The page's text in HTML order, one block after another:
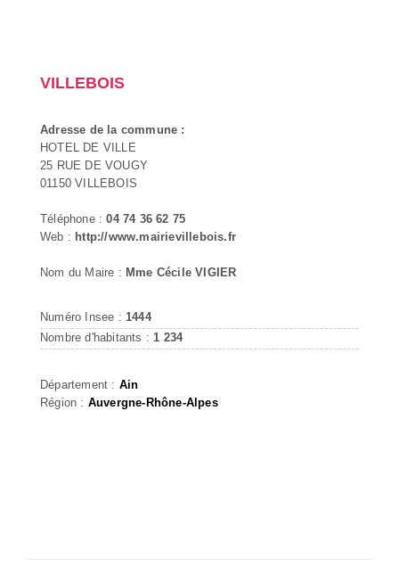
VILLEBOIS
Adresse de la commune :
HOTEL DE VILLE
25 RUE DE VOUGY
01150 VILLEBOIS
Téléphone :04 74 36 62 75
Web : http://www.mairievillebois.fr
Nom du Maire : Mme Cécile VIGIER
Numéro Insee : 1444
Nombre d'habitants : 1 234
Département : Ain
Région : Auvergne-Rhône-Alpes